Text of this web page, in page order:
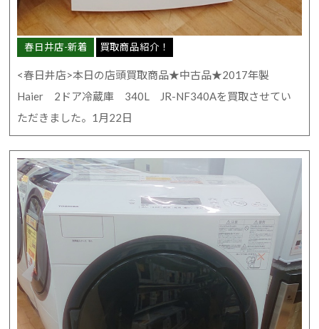
春日井店-新着 買取商品紹介！
<春日井店>本日の店頭買取商品★中古品★2017年製
Haier 2ドア冷蔵庫 340L JR-NF340Aを買取させてい
ただきました。1月22日